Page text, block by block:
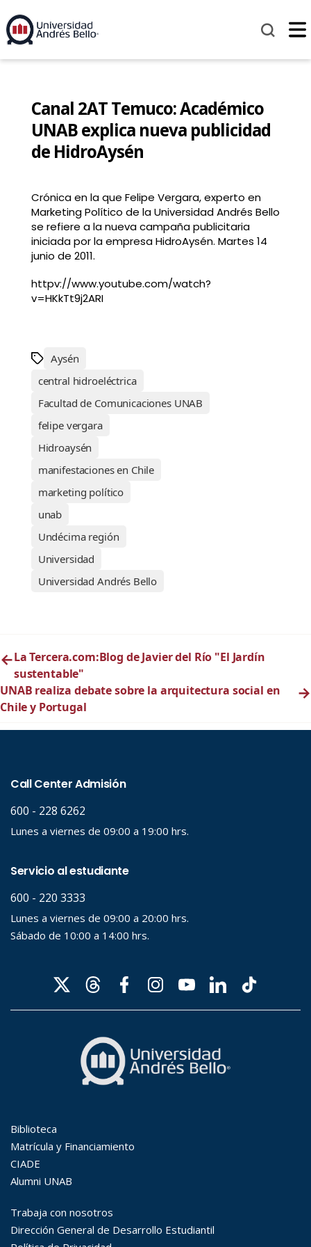
Canal 2AT Temuco: Académico
UNAB explica nueva publicidad
de HidroAysén
Crónica en la que Felipe Vergara, experto en
Marketing Político de la Universidad Andrés Bello
se refiere a la nueva campaña publicitaria
iniciada por la empresa HidroAysén. Martes 14
junio de 2011.
httpv://www.youtube.com/watch?
v=HKkTt9j2ARI
Aysén
central hidroeléctrica
Facultad de Comunicaciones UNAB
felipe vergara
Hidroaysén
manifestaciones en Chile
marketing político
unab
Undécima región
Universidad
Universidad Andrés Bello
←La Tercera.com:Blog de Javier del Río "El Jardín
sustentable"
UNAB realiza debate sobre la arquitectura social en
Chile y Portugal
→